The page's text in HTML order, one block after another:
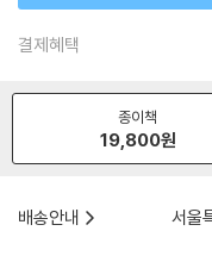
결제혜택
종이책
19,800원
배송안내
서울